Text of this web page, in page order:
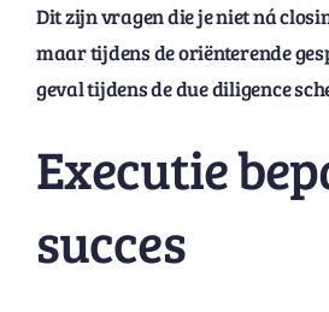
Dit zijn vragen die je niet ná
maar tijdens de oriënterende
geval tijdens de due diligence
Executie
succes